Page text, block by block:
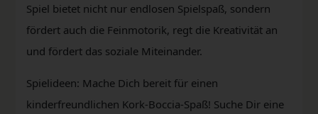
Spiel bietet nicht nur endlosen Spielspaß, sondern
fördert auch die Feinmotorik, regt die Kreativität an
und fördert das soziale Miteinander.
Spielideen: Mache Dich bereit für einen
kinderfreundlichen Kork-Boccia-Spaß! Suche Dir eine